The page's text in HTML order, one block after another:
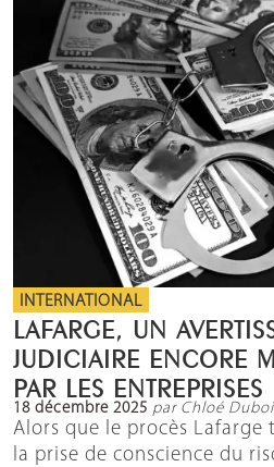
INTERNATIONAL
LAFARGE, UN
JUDICIAIRE ENCORE
PAR LES ENTREPRISES
18 décembre 2025 par Chloé
Alors que le procès Lafarge
la prise de conscience du